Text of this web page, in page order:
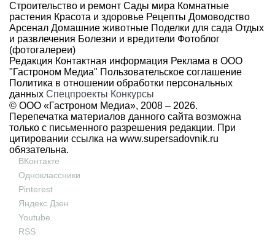
Строительство и ремонт Сады мира Комнатные
растения Красота и здоровье Рецепты Домоводство
Арсенал Домашние животные Поделки для сада Отдых
и развлечения Болезни и вредители Фотоблог
(фотогалереи)
Редакция Контактная информация Реклама в ООО
"Гастроном Медиа" Пользовательское соглашение
Политика в отношении обработки персональных
данных Спецпроекты Конкурсы
© ООО «Гастроном Медиа», 2008 – 2026.
Перепечатка материалов данного сайта возможна
только с письменного разрешения редакции. При
цитировании ссылка на www.supersadovnik.ru
обязательна.
ВКонтакте
Одноклассники
Pinterest
Яндекс Дзен
Youtube
RSS